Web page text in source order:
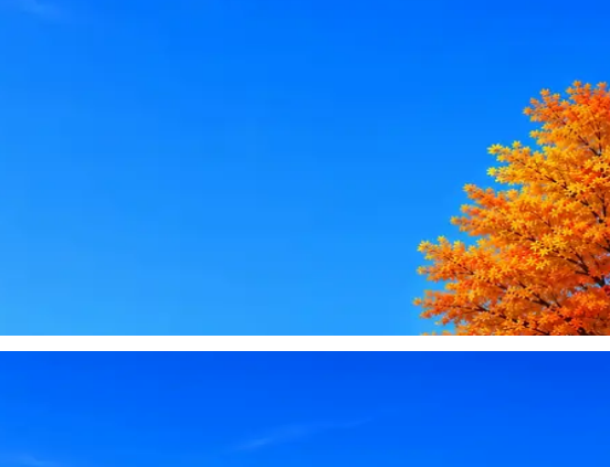
iCloud или Госуслуги, прислать код или пароль, запустить ПО или перевести